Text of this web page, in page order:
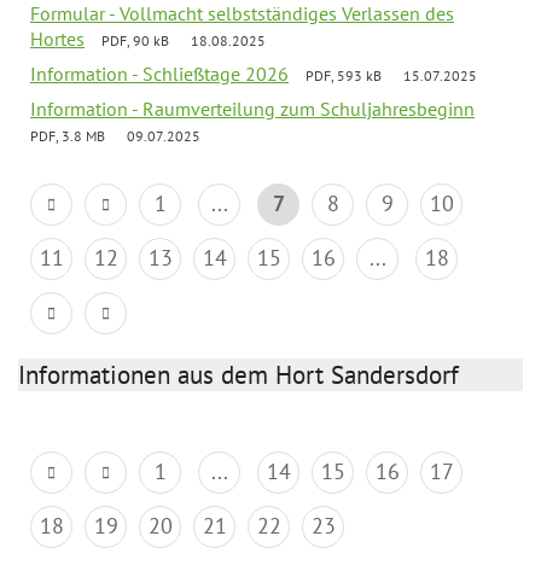
Formular - Vollmacht selbstständiges Verlassen des
Hortes
PDF, 90 kB 18.08.2025
Information - Schließtage 2026 PDF, 593 kB 15.07.2025
Information - Raumverteilung zum Schuljahresbeginn
PDF, 3.8 MB 09.07.2025
1 ... 7 8 9
10
11
12 13 14 15 16 ... 18
Informationen aus dem Hort Sandersdorf
1 ... 14 15 16
17
18
19 20 21 22 23